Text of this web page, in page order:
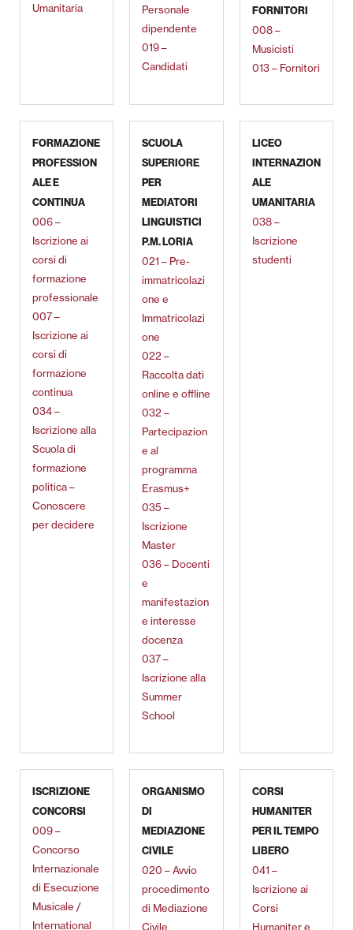
Umanitaria
Personale
dipendente
019 –
Candidati
FORNITORI
008 –
Musicisti
013 – Fornitori
FORMAZIONE
PROFESSION
ALE E
CONTINUA
006 –
Iscrizione ai
corsi di
formazione
professionale
007 –
Iscrizione ai
corsi di
formazione
continua
034 –
Iscrizione alla
Scuola di
formazione
politica –
Conoscere
per decidere
SCUOLA
SUPERIORE
PER
MEDIATORI
LINGUISTICI
P.M. LORIA
021 – Pre-
immatricolazi
one e
Immatricolazi
one
022 –
Raccolta dati
online e offline
032 –
Partecipazion
e al
programma
Erasmus+
035 –
Iscrizione
Master
036 – Docenti
e
manifestazion
e interesse
docenza
037 –
Iscrizione alla
Summer
School
LICEO
INTERNAZION
ALE
UMANITARIA
038 –
Iscrizione
studenti
ISCRIZIONE
CONCORSI
009 –
Concorso
Internazionale
di Esecuzione
Musicale /
International
ORGANISMO
DI
MEDIAZIONE
CIVILE
020 – Avvio
procedimento
di Mediazione
Civile
CORSI
HUMANITER
PER IL TEMPO
LIBERO
041 –
Iscrizione ai
Corsi
Humaniter e